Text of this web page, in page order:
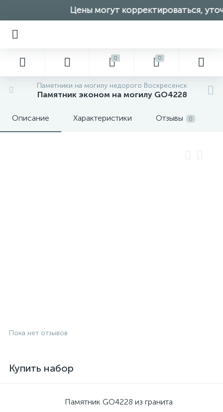
Цены могут корректироваться,
0 0
Памятники на могилу недорого Воскресенск
Памятник эконом на могилу GO4228
Описание Характеристики Отзывы 0
Пока нет отзывов
Купить набор
Памятник GO4228 из гранита